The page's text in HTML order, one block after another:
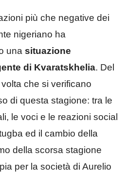
più che negative dei
nigeriano ha
una situazione
di Kvaratskhelia. Del
che si verificano
di questa stagione: tra le
le voci e le reazioni social
ed il cambio della
della scorsa stagione
per la società di Aurelio